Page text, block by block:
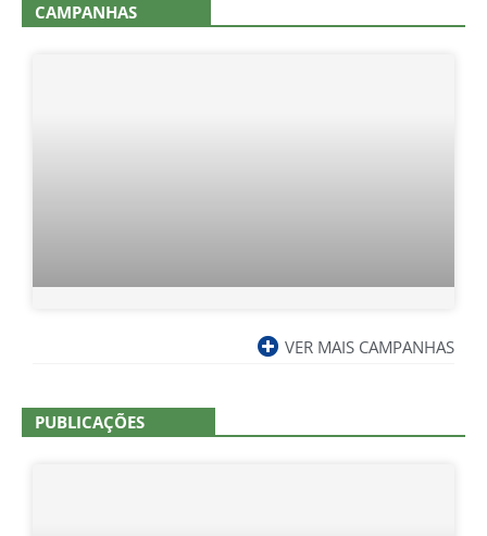
CAMPANHAS
VER MAIS CAMPANHAS
PUBLICAÇÕES